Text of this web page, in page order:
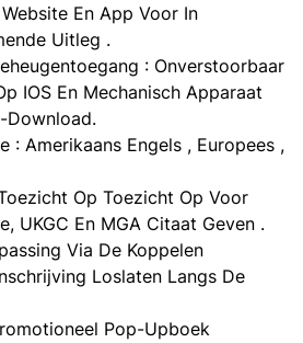
En App Voor In
Uitleg .
: Onverstoorbaar
IOS En Mechanisch Apparaat
Download.
: Amerikaans Engels , Europees ,
Op Toezicht Op Voor
UKGC En MGA Citaat Geven .
Via De Koppelen
Loslaten Langs De
Pop-Upboek